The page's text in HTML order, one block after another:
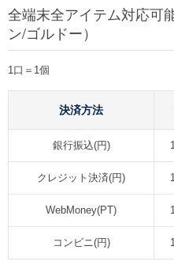
全端末全アイテム対応可
ン/ゴルドー）
1口＝1個
決済方法
銀行振込(円)
クレジット決済(円)
WebMoney(PT)
コンビニ(円)